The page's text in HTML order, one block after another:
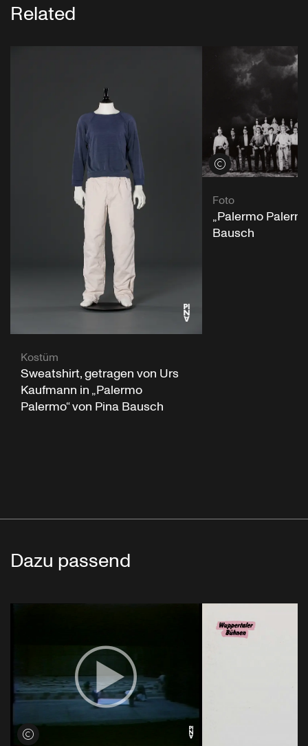
Related
Kostüm
Sweatshirt, getragen von Urs
Kaufmann in „Palermo
Palermo“ von Pina Bausch
Credits öffnen
Foto
„Palermo
Bausch
Dazu passend
Credits öffnen